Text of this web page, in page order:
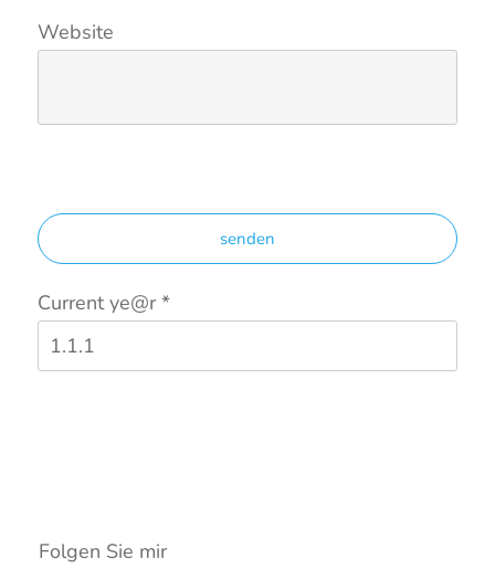
Website
senden
Current ye@r*
Folgen Sie mir